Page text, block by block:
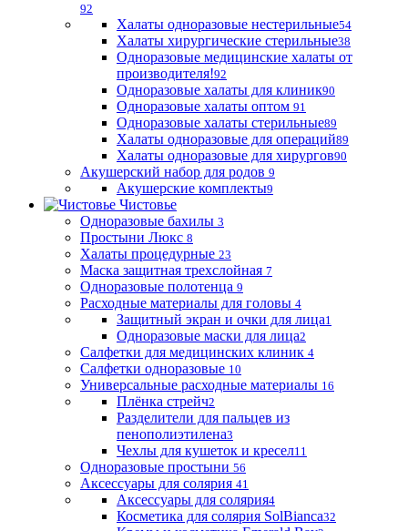
92
Халаты одноразовые нестерильные54
Халаты хирургические стерильные38
Одноразовые медицинские халаты от
производителя!92
Одноразовые халаты для клиник90
Одноразовые халаты оптом 91
Одноразовые халаты стерильные89
Халаты одноразовые для операций89
Халаты одноразовые для хирургов90
Акушерский набор для родов 9
Акушерские комплекты9
Чистовье
Одноразовые бахилы 3
Простыни Люкс 8
Халаты процедурные 23
Маска защитная трехслойная 7
Одноразовые полотенца 9
Расходные материалы для головы 4
Защитный экран и очки для лица1
Одноразовые маски для лица2
Салфетки для медицинских клиник 4
Салфетки одноразовые 10
Универсальные расходные материалы 16
Плёнка стрейч2
Разделители для пальцев из
пенополиэтилена3
Чехлы для кушеток и кресел11
Одноразовые простыни 56
Аксессуары для солярия 41
Аксессуары для солярия4
Косметика для солярия SolBianca32